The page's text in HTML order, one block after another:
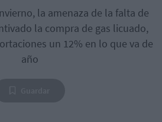
la amenaza de la falta de
la compra de gas licuado,
un 12% en lo que va de
año